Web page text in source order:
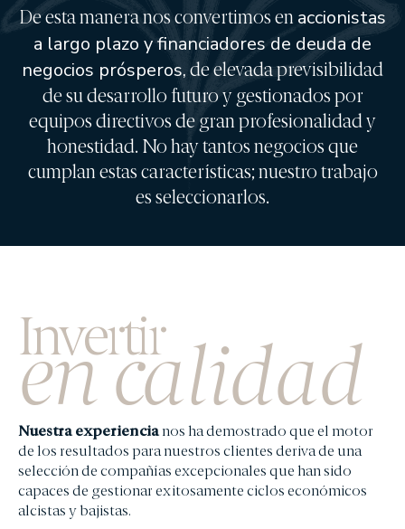
EDM International - High Yield Short Duration
EDM Renta Fija Horizonte 5 años FI
EDM Renta Fija Horizonte 2,5 años FI
EDM Horizonte 3 años FI
EDM Renta Fija Vencimiento 18 meses FI
EDM International - Alterna Renta Fija
RENTA MIXTA
Fondomutua pensiones DOS
SICAVS GESTIONADAS
Hercasol, S.A., SICAV
Infanzón de Bergua SIL, S.A.
Sagei, S.A., SICAV
Union Inversora Patrimonial, S.A., SICAV
Actualidad
De esta manera nos convertimos en accionistas
a largo plazo y financiadores de deuda de
negocios prósperos, de elevada previsibilidad
de su desarrollo futuro y gestionados por
equipos directivos de gran profesionalidad y
honestidad. No hay tantos negocios que
cumplan estas características; nuestro trabajo
es seleccionarlos.
Invertir
en calidad
Nuestra experiencianos ha demostrado que el motor
de los resultados para nuestros clientes deriva de una
selección de compañías excepcionales que han sido
capaces de gestionar exitosamente ciclos económicos
alcistas y bajistas.